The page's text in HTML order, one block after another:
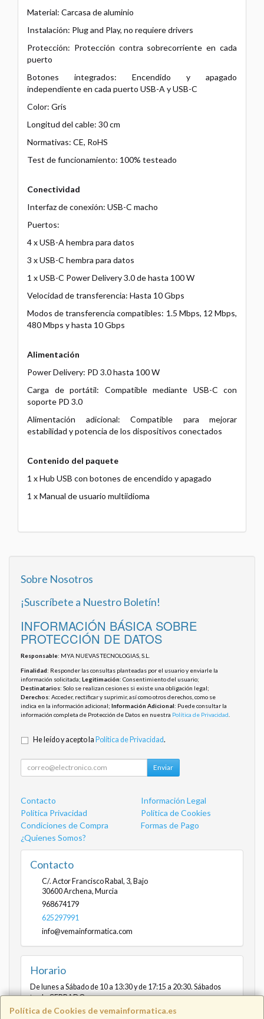
Material: Carcasa de aluminio
Instalación: Plug and Play, no requiere drivers
Protección: Protección contra sobrecorriente en cada
puerto
Botones integrados: Encendido y apagado
independiente en cada puerto USB-A y USB-C
Color: Gris
Longitud del cable: 30 cm
Normativas: CE, RoHS
Test de funcionamiento: 100% testeado
Conectividad
Interfaz de conexión: USB-C macho
Puertos:
4 x USB-A hembra para datos
3 x USB-C hembra para datos
1 x USB-C Power Delivery 3.0 de hasta 100 W
Velocidad de transferencia: Hasta 10 Gbps
Modos de transferencia compatibles: 1.5 Mbps, 12 Mbps,
480 Mbps y hasta 10 Gbps
Alimentación
Power Delivery: PD 3.0 hasta 100 W
Carga de portátil: Compatible mediante USB-C con
soporte PD 3.0
Alimentación adicional: Compatible para mejorar
estabilidad y potencia de los dispositivos conectados
Contenido del paquete
1 x Hub USB con botones de encendido y apagado
1 x Manual de usuario multiidioma
Política de Cookies de vemainformatica.es
Sobre Nosotros
¡Suscríbete a Nuestro Boletín!
INFORMACIÓN BÁSICA SOBRE
PROTECCIÓN DE DATOS
Responsable: MYA NUEVAS TECNOLOGIAS, S.L.
Finalidad: Responder las consultas planteadas por el usuario y enviarle la
información solicitada; Legitimación: Consentimiento del usuario;
Destinatarios: Solo se realizan cesiones si existe una obligación legal;
Derechos: Acceder, rectificar y suprimir, así como otros derechos, como se
indica en la información adicional; Información Adicional: Puede consultar la
información completa de Protección de Datos en nuestra Política de Privacidad
He leído y acepto la Política de Privacidad.
Enviar
Contacto
Información Legal
Política Privacidad
Política de Cookies
Condiciones de Compra
Formas de Pago
¿Quienes Somos?
Contacto
C/. Actor Francisco Rabal, 3, Bajo
30600Archena, Murcia
968674179
625297991
info@vemainformatica.com
Horario
De lunes a Sábado de 10 a 13:30 y de 17:15 a 20:30. Sábados
tarde CERRADO